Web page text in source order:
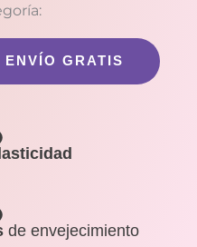
GRATIS
de envejecimiento